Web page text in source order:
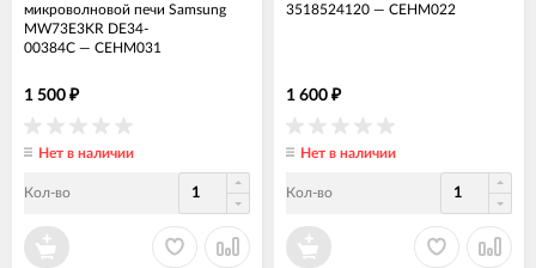
микроволновой печи Samsung
MW73E3KR DE34-
00384C — СЕНМ031
1 500 ₽
Нет в наличии
Кол-во
3518524120 — СЕНМ022
1 600 ₽
Нет в наличии
Кол-во